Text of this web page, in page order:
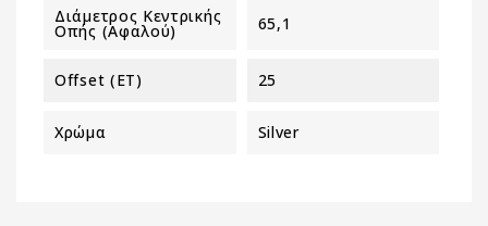
Διάμετρος Κεντρικής
Οπής (αφαλού) 65,1
Offset (ET) 25
Χρώμα Silver